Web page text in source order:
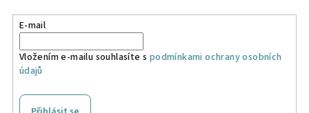
E-mail
Vložením e-mailu souhlasíte s podmínkami ochrany osobních
údajů